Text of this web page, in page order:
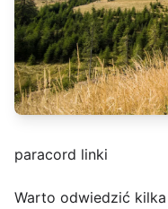
paracord linki
Warto odwiedzić